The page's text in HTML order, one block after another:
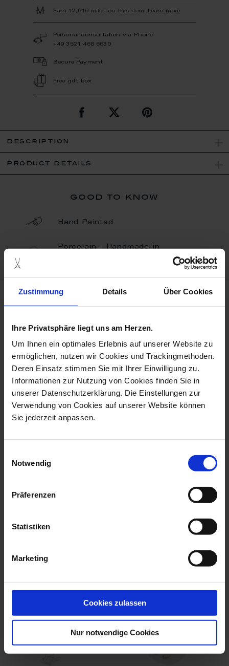
Zustimmung Details Über Cookies
Ihre Privatsphäre liegt uns am Herzen.
Um Ihnen ein optimales Erlebnis auf unserer Website zu
ermöglichen, nutzen wir Cookies und Trackingmethoden.
Deren Einsatz stimmen Sie mit Ihrer Einwilligung zu.
Informationen zur Nutzung von Cookies finden Sie in
unserer Datenschutzerklärung. Die Einstellungen zur
Verwendung von Cookies auf unserer Website können
Sie jederzeit anpassen.
Notwendig
Präferenzen
Statistiken
Marketing
Cookies zulassen
Nur notwendige Cookies
Earn 12,516 miles on this item. Learn more
Personal consultation via Phone
+49 3521 468 6630
Secure Payment
Free gift box
description
product details
good to know
Hand Painted
Porcelain - Handmade in
DREAMS Collection,...
$29,204.00
we think you’ll like these